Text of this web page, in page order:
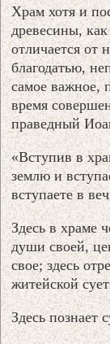
Храм хотя и
древесины,
отличается от
благодатью,
самое важное,
время
праведный
«Вступив в
землю и
вступаете в
Здесь в храме
души своей,
свое; здесь
житейской
Здесь познает